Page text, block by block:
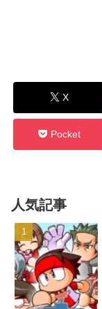
X
Pocket
人気記事